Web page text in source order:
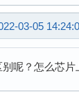
03-05
呢？怎么芯片